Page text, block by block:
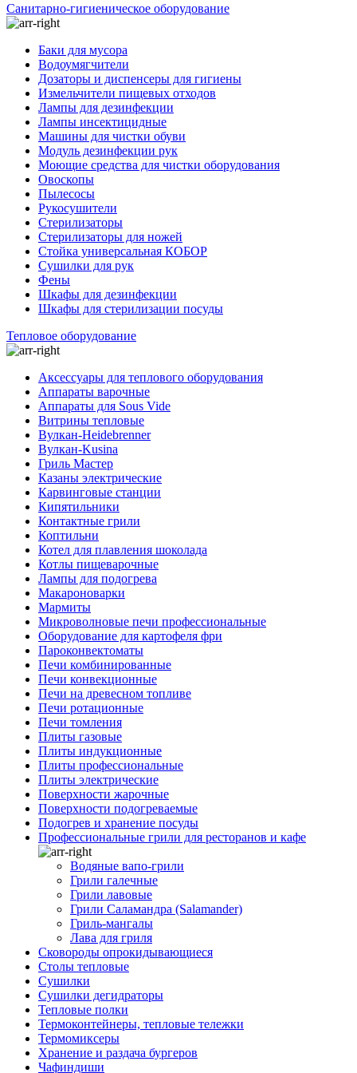
Санитарно-гигиеническое оборудование
Баки для мусора
Водоумягчители
Дозаторы и диспенсеры для гигиены
Измельчители пищевых отходов
Лампы для дезинфекции
Лампы инсектицидные
Машины для чистки обуви
Модуль дезинфекции рук
Моющие средства для чистки оборудования
Овоскопы
Пылесосы
Рукосушители
Стерилизаторы
Стерилизаторы для ножей
Стойка универсальная КОБОР
Сушилки для рук
Фены
Шкафы для дезинфекции
Шкафы для стерилизации посуды
Тепловое оборудование
Аксессуары для теплового оборудования
Аппараты варочные
Аппараты для Sous Vide
Витрины тепловые
Вулкан-Heidebrenner
Вулкан-Kusina
Гриль Мастер
Казаны электрические
Карвинговые станции
Кипятильники
Контактные грили
Коптильни
Котел для плавления шоколада
Котлы пищеварочные
Лампы для подогрева
Макароноварки
Мармиты
Микроволновые печи профессиональные
Оборудование для картофеля фри
Пароконвектоматы
Печи комбинированные
Печи конвекционные
Печи на древесном топливе
Печи ротационные
Печи томления
Плиты газовые
Плиты индукционные
Плиты профессиональные
Плиты электрические
Поверхности жарочные
Поверхности подогреваемые
Подогрев и хранение посуды
Профессиональные грили для ресторанов и кафе
Водяные вапо-грили
Грили галечные
Грили лавовые
Грили Саламандра (Salamander)
Гриль-мангалы
Лава для гриля
Сковороды опрокидывающиеся
Столы тепловые
Сушилки
Сушилки дегидраторы
Тепловые полки
Термоконтейнеры, тепловые тележки
Термомиксеры
Хранение и раздача бургеров
Чафиндиши